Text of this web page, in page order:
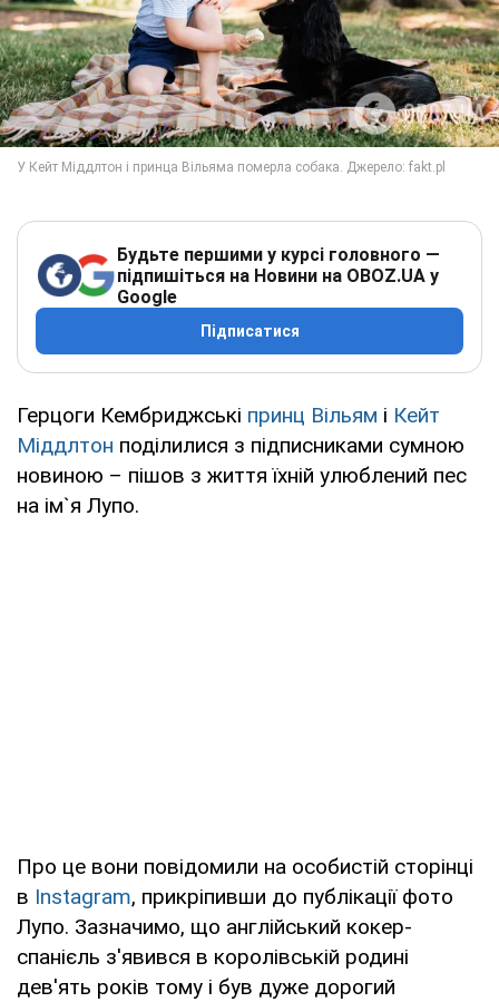
Будьте першими у курсі головного —
підпишіться на Новини на OBOZ.UA у
Google
Підписатися
Герцоги Кембриджські принц Вільям і Кейт
Міддлтон поділилися з підписниками сумною
новиною – пішов з життя їхній улюблений пес
на ім`я Лупо.
Про це вони повідомили на особистій сторінці
в Instagram, прикріпивши до публікації фото
Лупо. Зазначимо, що англійський кокер-
спанієль з'явився в королівській родині
дев'ять років тому і був дуже дорогий